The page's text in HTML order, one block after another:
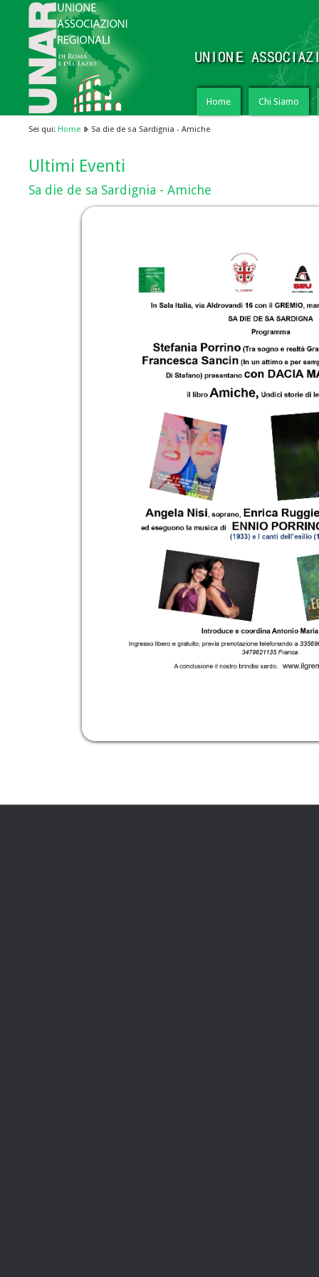
Home Chi Siamo
Sei qui: Home Sa die de sa Sardignia - Amiche
Ultimi Eventi
Sa die de sa Sardignia - Amiche